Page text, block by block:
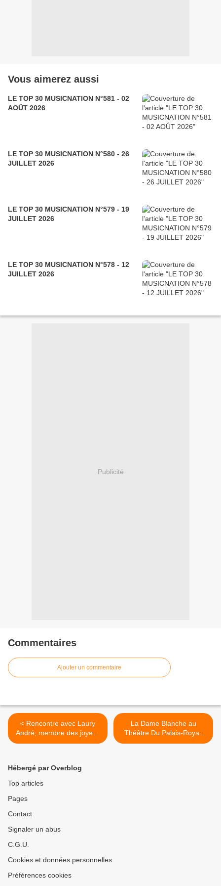
Vous aimerez aussi
LE TOP 30 MUSICNATION N°581 - 02
AOÛT 2026
LE TOP 30 MUSICNATION N°580 - 26
JUILLET 2026
LE TOP 30 MUSICNATION N°579 - 19
JUILLET 2026
LE TOP 30 MUSICNATION N°578 - 12
JUILLET 2026
Publicité
Commentaires
Ajouter un commentaire
< Rencontre avec Laury
André, membre des joyeux
et talentueux Caramels
La Dame Blanche au
Théâtre Du Palais-Royal,
nous y étions ! >
Hébergé par Overblog
Top articles
Pages
Contact
Signaler un abus
C.G.U.
Cookies et données personnelles
Préférences cookies